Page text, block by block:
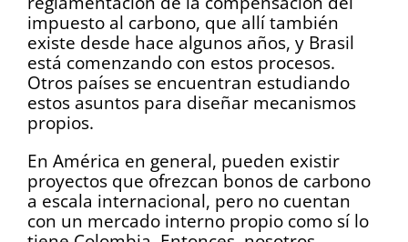
impuesto al carbono, que allí también
existe desde hace algunos años, y Brasil
está comenzando con estos procesos.
Otros países se encuentran estudiando
estos asuntos para diseñar mecanismos
propios.
En América en general, pueden existir
proyectos que ofrezcan bonos de carbono
a escala internacional, pero no cuentan
con un mercado interno propio como sí lo